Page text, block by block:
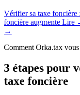
Vérifier sa taxe foncière
foncière augmente Lire
→
Comment Orka.tax
3 étapes pour
taxe foncière